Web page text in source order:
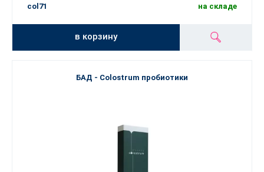
col71 на складе
в корзину
БАД - Colostrum пробиотики